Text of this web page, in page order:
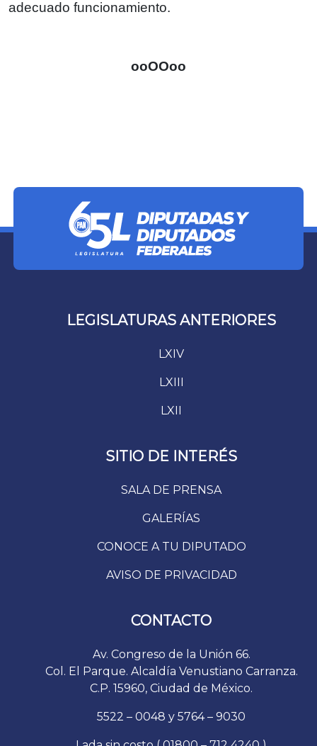
adecuado funcionamiento.
ooOOoo
LEGISLATURAS ANTERIORES
LXIV
LXIII
LXII
SITIO DE INTERÉS
SALA DE PRENSA
GALERÍAS
CONOCE A TU DIPUTADO
AVISO DE PRIVACIDAD
CONTACTO
Av. Congreso de la Unión 66.
Col. El Parque. Alcaldía Venustiano Carranza.
C.P. 15960, Ciudad de México.
5522 – 0048 y 5764 – 9030